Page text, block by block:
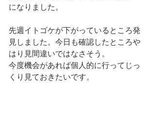
になりました。
先週イトゴケが下がっているところ発
見しました。今日も確認したところや
はり見間違いではなさそう。
今度機会があれば個人的に行ってじっ
くり見ておきたいです。